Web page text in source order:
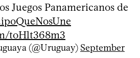
Juegos Panamericanos de
toHlt368m3
(@Uruguay) September